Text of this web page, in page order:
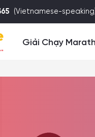
(Vietnamese-
Giải Chạy